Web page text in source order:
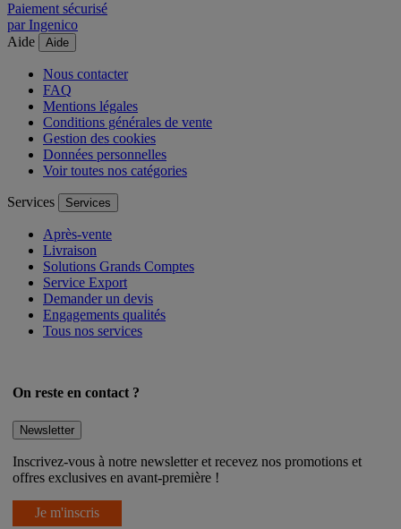
Paiement sécurisé
par Ingenico
Aide
Aide
Nous contacter
FAQ
Mentions légales
Conditions générales de vente
Gestion des cookies
Données personnelles
Voir toutes nos catégories
Services Services
Après-vente
Livraison
Solutions Grands Comptes
Service Export
Demander un devis
Engagements qualités
Tous nos services
On reste en contact ?
Newsletter
Inscrivez-vous à notre newsletter et recevez nos promotions et
offres exclusives en avant-première !
Je m'inscris